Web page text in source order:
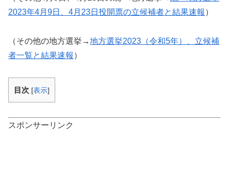
2023年4月9日、4月23日投開票の立候補者と結果速報 ）
（その他の地方選挙→地方選挙2023（令和5年）、立候補
者一覧と結果速報 ）
目次 [表示]
スポンサーリンク